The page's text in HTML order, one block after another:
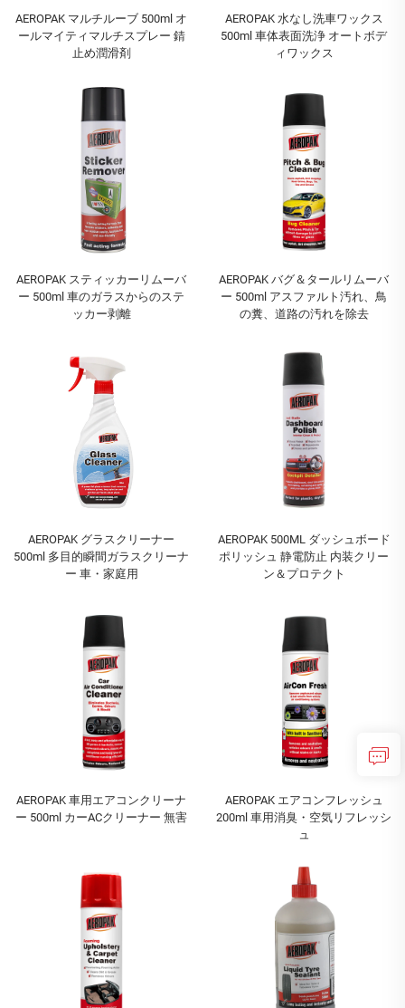
AEROPAK マルチルーブ 500ml オ
ールマイティマルチスプレー 錆
止め潤滑剤
AEROPAK 水なし洗車ワックス
500ml 車体表面洗浄 オートボデ
ィワックス
AEROPAK スティッカーリムーバ
ー 500ml 車のガラスからのステ
ッカー剥離
AEROPAK バグ＆タールリムーバ
ー 500ml アスファルト汚れ、鳥
の糞、道路の汚れを除去
AEROPAK グラスクリーナー
500ml 多目的瞬間ガラスクリーナ
ー 車・家庭用
AEROPAK 500ML ダッシュボード
ポリッシュ 静電防止 内装クリー
ン＆プロテクト
AEROPAK 車用エアコンクリーナ
ー 500ml カーACクリーナー 無害
AEROPAK エアコンフレッシュ
200ml 車用消臭・空気リフレッシ
ュ